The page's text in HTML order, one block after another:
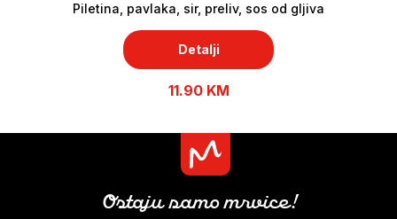
Piletina, pavlaka, sir, preliv, sos od gljiva
Detalji
11.90 KM
Ostaju samo mrvice!